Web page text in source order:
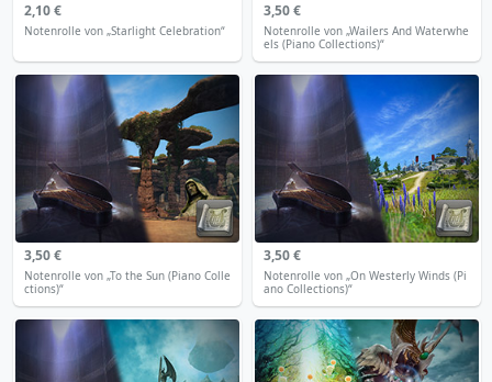
2,10 €
Notenrolle von „Starlight Celebration“
3,50 €
Notenrolle von „Wailers And Waterwhe
els (Piano Collections)“
3,50 €
Notenrolle von „To the Sun (Piano Colle
ctions)“
3,50 €
Notenrolle von „On Westerly Winds (Pi
ano Collections)“